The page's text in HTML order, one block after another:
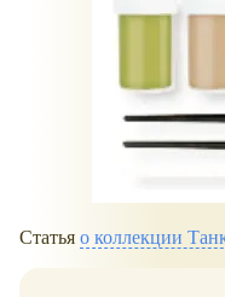
Статья о коллекции